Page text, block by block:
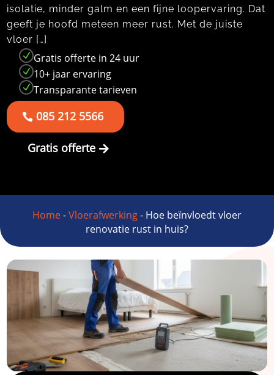
isolatie, minder galm en een fijne loopervaring.​ Dat
geeft je hoofd meteen meer rust.​ Met de juiste
vloer […]
N Gratis offerte in 24 uur
N 10+ jaar ervaring
N Transparante tarieven
085 212 5566
Gratis offerte
Home-Vloerafwerking- Hoe beïnvloedt vloer
renovatie rust in huis?